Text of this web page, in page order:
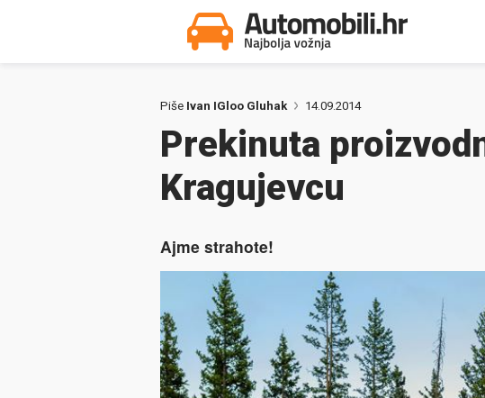
Piše Ivan IGloo Gluhak 14.09.2014
Prekinuta
Kragujevcu
Ajme strahote!